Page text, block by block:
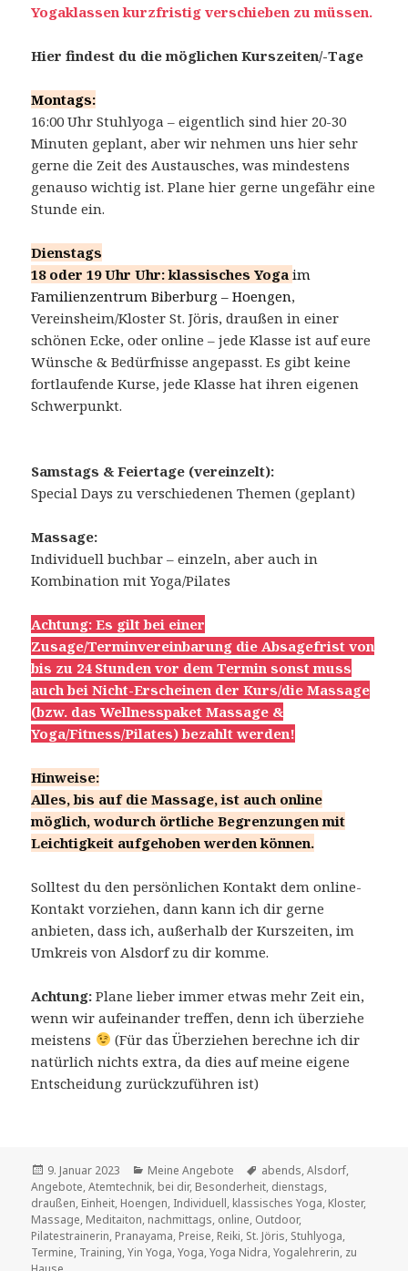
Yogaklassen kurzfristig verschieben zu müssen.
Hier findest du die möglichen Kurszeiten/-Tage
Montags:
16:00 Uhr Stuhlyoga – eigentlich sind hier 20-30
Minuten geplant, aber wir nehmen uns hier sehr
gerne die Zeit des Austausches, was mindestens
genauso wichtig ist. Plane hier gerne ungefähr eine
Stunde ein.
Dienstags
18 oder 19 Uhr Uhr: klassisches Yogaim
Familienzentrum Biberburg – Hoengen,
Vereinsheim/Kloster St. Jöris, draußen in einer
schönen Ecke, oder online – jede Klasse ist auf eure
Wünsche & Bedürfnisse angepasst. Es gibt keine
fortlaufende Kurse, jede Klasse hat ihren eigenen
Schwerpunkt.
Samstags & Feiertage (vereinzelt):
Special Days zu verschiedenen Themen (geplant)
Massage:
Individuell buchbar – einzeln, aber auch in
Kombination mit Yoga/Pilates
Achtung: Es gilt bei einer
Zusage/Terminvereinbarung die Absagefrist von
bis zu 24 Stunden vor dem Termin sonst muss
auch bei Nicht-Erscheinen der Kurs/die Massage
(bzw. das Wellnesspaket Massage &
Yoga/Fitness/Pilates) bezahlt werden!
Hinweise:
Alles, bis auf die Massage, ist auch online
möglich, wodurch örtliche Begrenzungen mit
Leichtigkeit aufgehoben werden können.
Solltest du den persönlichen Kontakt dem online-
Kontakt vorziehen, dann kann ich dir gerne
anbieten, dass ich, außerhalb der Kurszeiten, im
Umkreis von Alsdorf zu dir komme.
Achtung:Plane lieber immer etwas mehr Zeit ein,
wenn wir aufeinander treffen, denn ich überziehe
meistens
(Für das Überziehen berechne ich dir
natürlich nichts extra, da dies auf meine eigene
Entscheidung zurückzuführen ist)
Veröffentlicht
am
9. Januar 2023 Kategorien
Meine Angebote Schlagwörter
abends,Alsdorf,
Angebote,Atemtechnik, bei dir, Besonderheit, dienstags,
draußen, Einheit, Hoengen, Individuell, klassisches Yoga, Kloster,
Massage, Meditaiton, nachmittags, online, Outdoor,
Pilatestrainerin, Pranayama, Preise, Reiki, St. Jöris, Stuhlyoga,
Termine, Training,Yin Yoga,Yoga,Yoga Nidra,Yogalehrerin, zu